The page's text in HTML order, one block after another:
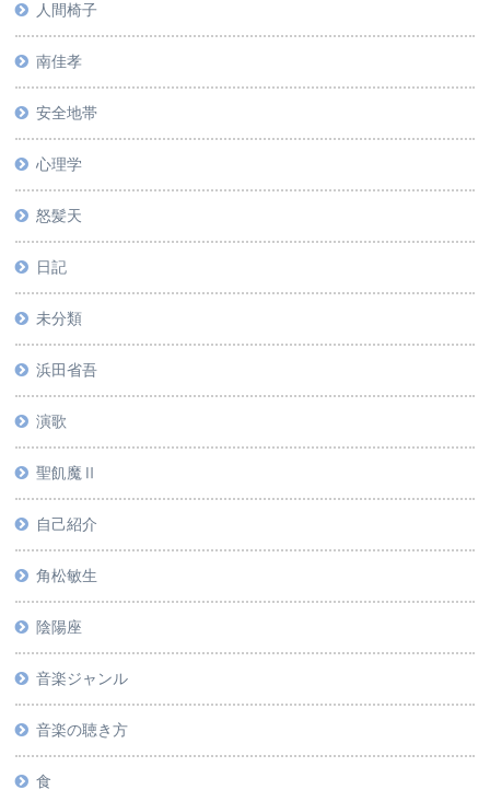
人間椅子
南佳孝
安全地帯
心理学
怒髪天
日記
未分類
浜田省吾
演歌
聖飢魔Ⅱ
自己紹介
角松敏生
陰陽座
音楽ジャンル
音楽の聴き方
食